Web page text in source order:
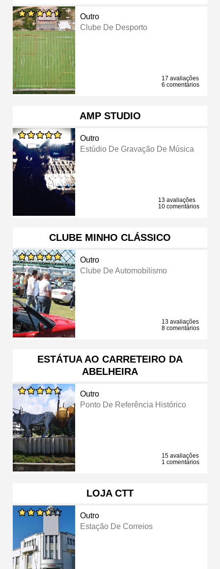
Outro
Clube De Desporto
17 avaliações
6 comentários
AMP STUDIO
Outro
Estúdio De Gravação De Música
13 avaliações
10 comentários
CLUBE MINHO CLÁSSICO
Outro
Clube De Automobilismo
13 avaliações
8 comentários
ESTÁTUA AO CARRETEIRO DA
ABELHEIRA
Outro
Ponto De Referência Histórico
15 avaliações
1 comentários
LOJA CTT
Outro
Estação De Correios